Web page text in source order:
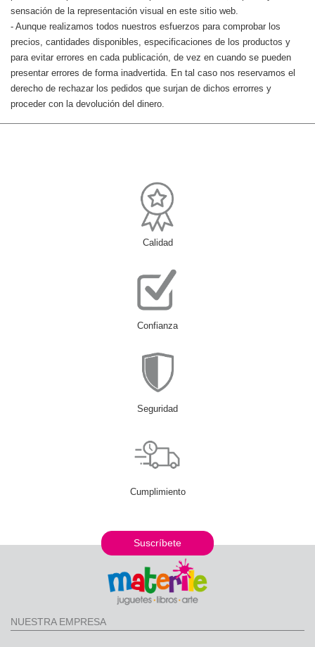
sensación de la representación visual en este sitio web.
- Aunque realizamos todos nuestros esfuerzos para comprobar los
precios, cantidades disponibles, especificaciones de los productos y
para evitar errores en cada publicación, de vez en cuando se pueden
presentar errores de forma inadvertida. En tal caso nos reservamos el
derecho de rechazar los pedidos que surjan de dichos errorres y
proceder con la devolución del dinero.
Calidad
Confianza
Seguridad
Cumplimiento
Suscríbete
NUESTRA EMPRESA